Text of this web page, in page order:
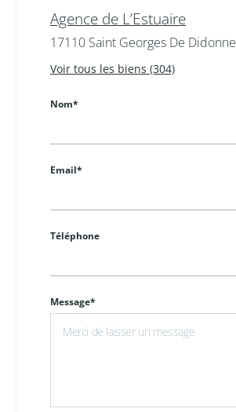
Agence de L’Estuaire
17110 Saint Georges De Didonne
Voir tous les biens (304)
Nom*
Email*
Téléphone
Message*